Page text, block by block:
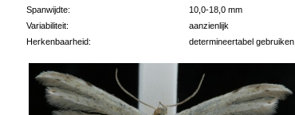
Spanwijdte:
10,0-18,0 mm
Variabiliteit:
aanzienlijk
Herkenbaarheid:
determineertabel gebruiken